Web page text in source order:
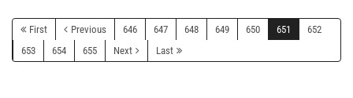
First Previous 646 647 648 649 650 651
652
653
654 655 Next Last